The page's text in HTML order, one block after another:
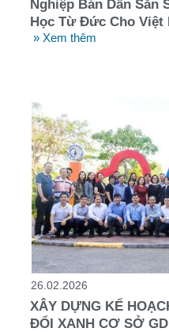
Nghiệp Bán Dẫn Sẵn
Học Từ Đức Cho Việt
» Xem thêm
26.02.2026
XÂY DỰNG KẾ
ĐỔI XANH CƠ SỞ